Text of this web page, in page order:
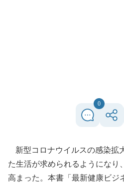
0
新型コロナウイルスの感染拡
た生活が求められるようになり
高まった。本書「最新健康ビジ